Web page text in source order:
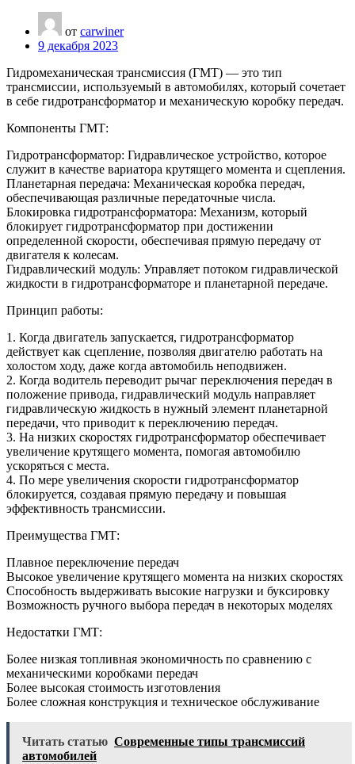
от carwiner
9 декабря 2023
Гидромеханическая трансмиссия (ГМТ) — это тип
трансмиссии, используемый в автомобилях, который сочетает
в себе гидротрансформатор и механическую коробку передач.
Компоненты ГМТ:
Гидротрансформатор: Гидравлическое устройство, которое
служит в качестве вариатора крутящего момента и сцепления.
Планетарная передача: Механическая коробка передач,
обеспечивающая различные передаточные числа.
Блокировка гидротрансформатора: Механизм, который
блокирует гидротрансформатор при достижении
определенной скорости, обеспечивая прямую передачу от
двигателя к колесам.
Гидравлический модуль: Управляет потоком гидравлической
жидкости в гидротрансформаторе и планетарной передаче.
Принцип работы:
1. Когда двигатель запускается, гидротрансформатор
действует как сцепление, позволяя двигателю работать на
холостом ходу, даже когда автомобиль неподвижен.
2. Когда водитель переводит рычаг переключения передач в
положение привода, гидравлический модуль направляет
гидравлическую жидкость в нужный элемент планетарной
передачи, что приводит к переключению передач.
3. На низких скоростях гидротрансформатор обеспечивает
увеличение крутящего момента, помогая автомобилю
ускоряться с места.
4. По мере увеличения скорости гидротрансформатор
блокируется, создавая прямую передачу и повышая
эффективность трансмиссии.
Преимущества ГМТ:
Плавное переключение передач
Высокое увеличение крутящего момента на низких скоростях
Способность выдерживать высокие нагрузки и буксировку
Возможность ручного выбора передач в некоторых моделях
Недостатки ГМТ:
Более низкая топливная экономичность по сравнению с
механическими коробками передач
Более высокая стоимость изготовления
Более сложная конструкция и техническое обслуживание
Читать статью Современные типы трансмиссий
автомобилей